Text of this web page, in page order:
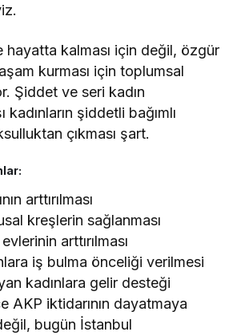
hayatta kalması için değil, özgür
kurması için toplumsal
Şiddet ve seri kadın
şiddetli bağımlı
çıkması şart.
arttırılması
kreşlerin sağlanması
arttırılması
iş bulma önceliği verilmesi
kadınlara gelir desteği
AKP iktidarının dayatmaya
bugün İstanbul